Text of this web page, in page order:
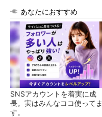
あなたにおすすめ
SNSアカウントを着実に成
長。実はみんなココ使ってま
す。